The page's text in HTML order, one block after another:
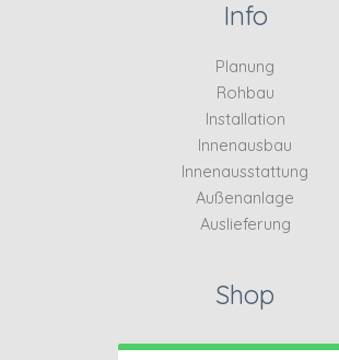
Info
Planung
Rohbau
Installation
Innenausbau
Innenausstattung
Außenanlage
Auslieferung
Shop